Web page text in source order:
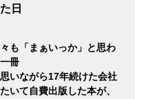
日
も「まぁいっか」と思わ
冊
いながら17年続けた会社
いて自費出版した本が、